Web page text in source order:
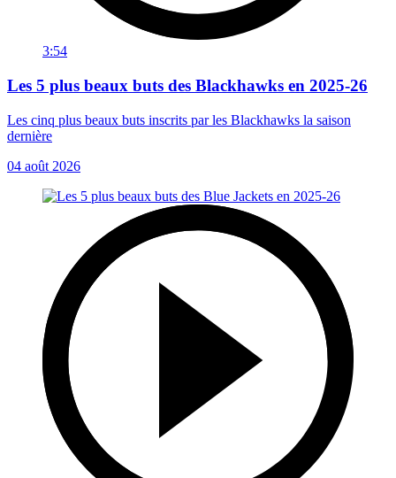
3:54
Les 5 plus beaux buts des Blackhawks en 2025-26
Les cinq plus beaux buts inscrits par les Blackhawks la saison
dernière
04 août 2026